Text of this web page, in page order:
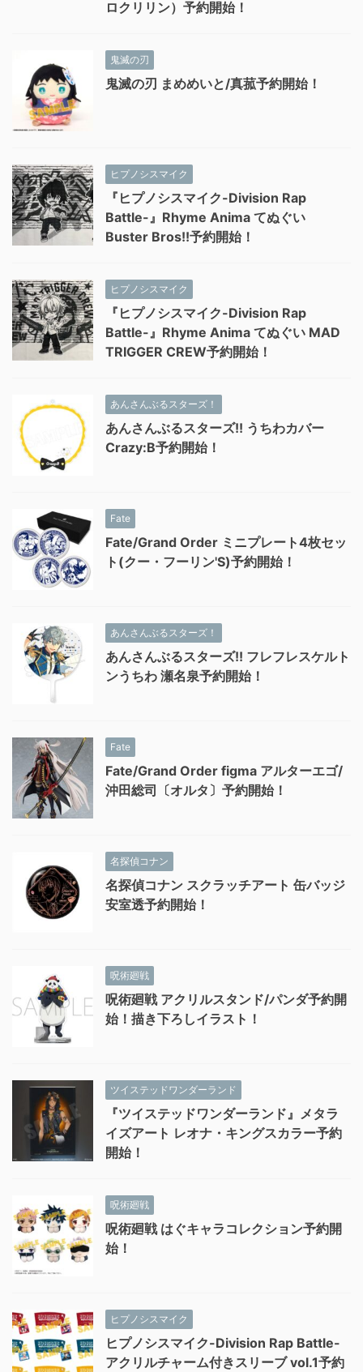
ロクリリン）予約開始！
鬼滅の刃
鬼滅の刃 まめめいと/真菰予約開始！
ヒプノシスマイク
『ヒプノシスマイク-Division Rap
Battle-』Rhyme Anima てぬぐい
Buster Bros!!予約開始！
ヒプノシスマイク
『ヒプノシスマイク-Division Rap
Battle-』Rhyme Anima てぬぐい MAD
TRIGGER CREW予約開始！
あんさんぶるスターズ！
あんさんぶるスターズ!! うちわカバー
Crazy:B予約開始！
Fate
Fate/Grand Order ミニプレート4枚セッ
ト(クー・フーリン'S)予約開始！
あんさんぶるスターズ！
あんさんぶるスターズ!! フレフレスケルト
ンうちわ 瀬名泉予約開始！
Fate
Fate/Grand Order figma アルターエゴ/
沖田総司〔オルタ〕予約開始！
名探偵コナン
名探偵コナン スクラッチアート 缶バッジ
安室透予約開始！
呪術廻戦
呪術廻戦 アクリルスタンド/パンダ予約開
始！描き下ろしイラスト！
ツイステッドワンダーランド
『ツイステッドワンダーランド』メタラ
イズアート レオナ・キングスカラー予約
開始！
呪術廻戦
呪術廻戦 はぐキャラコレクション予約開
始！
ヒプノシスマイク
ヒプノシスマイク-Division Rap Battle-
アクリルチャーム付きスリーブ vol.1予約